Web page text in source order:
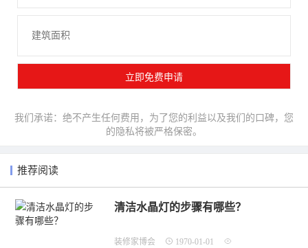
我们承诺：绝不产生任何费用，为了您的利益以及我们的口碑，您
的隐私将被严格保密。
推荐阅读
清洁水晶灯的步骤有哪些？
装修家博会 1970-01-01